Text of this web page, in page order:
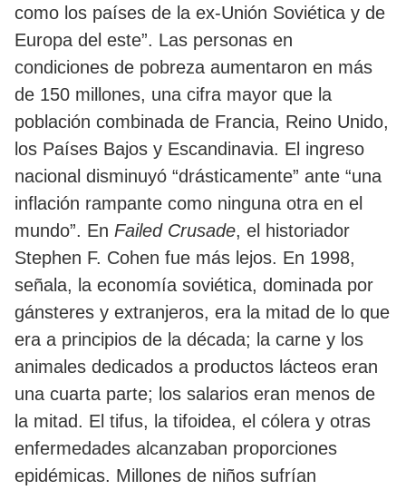
como los países de la ex-Unión Soviética y de
Europa del este”. Las personas en
condiciones de pobreza aumentaron en más
de 150 millones, una cifra mayor que la
población combinada de Francia, Reino Unido,
los Países Bajos y Escandinavia. El ingreso
nacional disminuyó “drásticamente” ante “una
inflación rampante como ninguna otra en el
mundo”. En Failed Crusade, el historiador
Stephen F. Cohen fue más lejos. En 1998,
señala, la economía soviética, dominada por
gánsteres y extranjeros, era la mitad de lo que
era a principios de la década; la carne y los
animales dedicados a productos lácteos eran
una cuarta parte; los salarios eran menos de
la mitad. El tifus, la tifoidea, el cólera y otras
enfermedades alcanzaban proporciones
epidémicas. Millones de niños sufrían